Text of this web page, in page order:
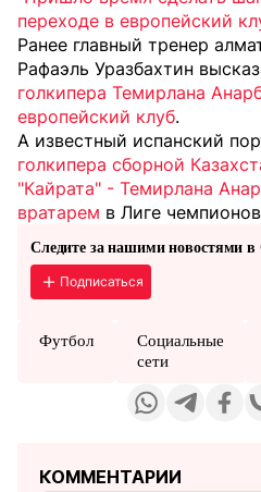
переходе в европейский
Ранее главный тренер
Рафаэль Уразбахтин
голкипера Темирлана
европейский клуб.
А известный испанский
голкипера сборной
"Кайрата" - Темирлана
вратарем в Лиге
Следите за нашими новостями в
Подписаться
Футбол
Социальные
сети
КОММЕНТАРИИ